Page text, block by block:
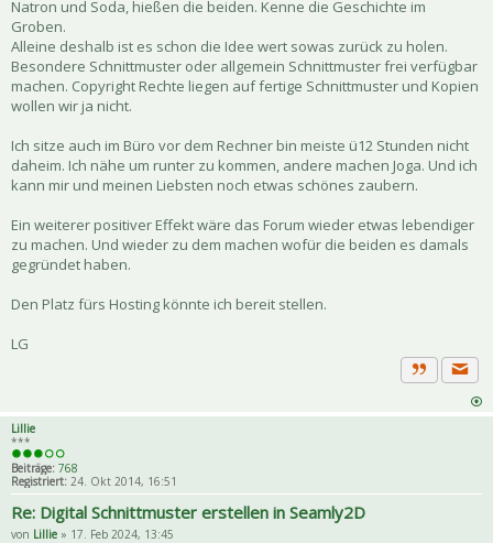
Natron und Soda, hießen die beiden. Kenne die Geschichte im
Groben.
Alleine deshalb ist es schon die Idee wert sowas zurück zu holen.
Besondere Schnittmuster oder allgemein Schnittmuster frei verfügbar
machen. Copyright Rechte liegen auf fertige Schnittmuster und Kopien
wollen wir ja nicht.
Ich sitze auch im Büro vor dem Rechner bin meiste ü12 Stunden nicht
daheim. Ich nähe um runter zu kommen, andere machen Joga. Und ich
kann mir und meinen Liebsten noch etwas schönes zaubern.
Ein weiterer positiver Effekt wäre das Forum wieder etwas lebendiger
zu machen. Und wieder zu dem machen wofür die beiden es damals
gegründet haben.
Den Platz fürs Hosting könnte ich bereit stellen.
LG
Zitat
Lillie
***
Beiträge: 768
Registriert: 24. Okt 2014, 16:51
Re: Digital Schnittmuster erstellen in Seamly2D
von Lillie » 17. Feb 2024, 13:45